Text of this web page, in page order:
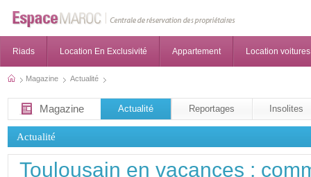
Riads Location En Exclusivité Appartement Location voitures
Magazine Actualité
Magazine Actualité Reportages Insolites
Actualité
Toulousain en vacances :